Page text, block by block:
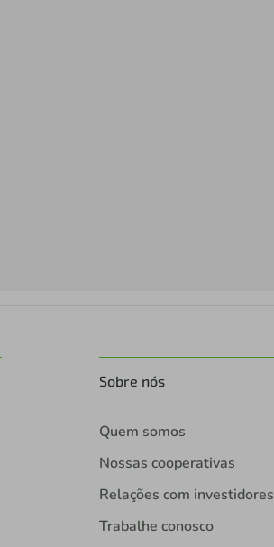
Sobre nós
Quem somos
Nossas cooperativas
Relações com investidores
Trabalhe conosco